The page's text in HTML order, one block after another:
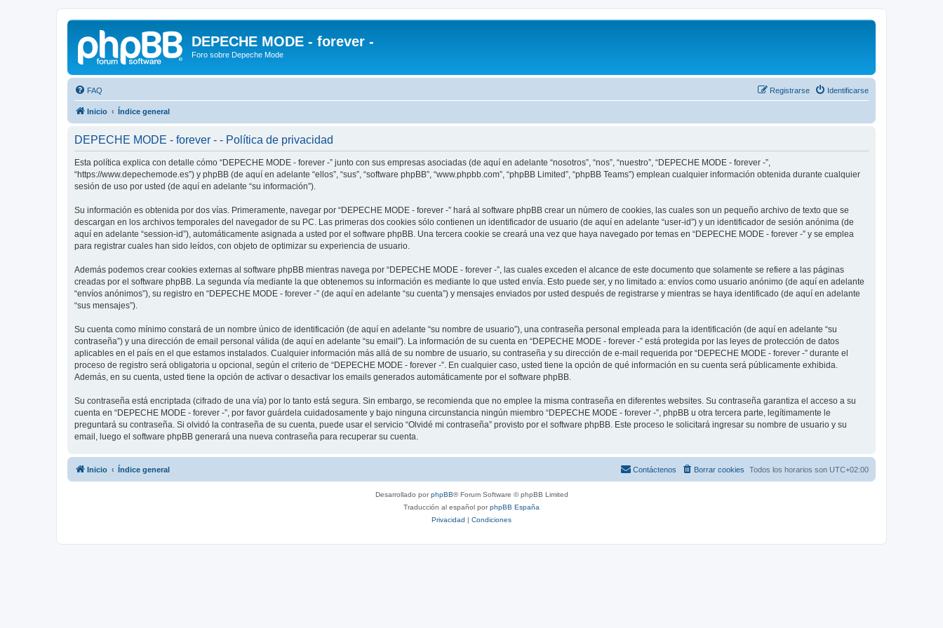
DEPECHE MODE - forever -
Foro sobre Depeche Mode
FAQ Identificarse
Registrarse
Inicio Índice general
DEPECHE MODE - forever - - Política de privacidad
Esta política explica con detalle cómo “DEPECHE MODE - forever -” junto con sus empresas asociadas (de aquí en adelante “nosotros”, “nos”, “nuestro”, “DEPECHE MODE - forever -”,
“https://www.depechemode.es”) y phpBB (de aquí en adelante “ellos”, “sus”, “software phpBB”, “www.phpbb.com”, “phpBB Limited”, “phpBB Teams”) emplean cualquier información obtenida durante cualquier
sesión de uso por usted (de aquí en adelante “su información”).
Su información es obtenida por dos vías. Primeramente, navegar por “DEPECHE MODE - forever -” hará al software phpBB crear un número de cookies, las cuales son un pequeño archivo de texto que se
descargan en los archivos temporales del navegador de su PC. Las primeras dos cookies sólo contienen un identificador de usuario (de aquí en adelante “user-id”) y un identificador de sesión anónima (de
aquí en adelante “session-id”), automáticamente asignada a usted por el software phpBB. Una tercera cookie se creará una vez que haya navegado por temas en “DEPECHE MODE - forever -” y se emplea
para registrar cuales han sido leídos, con objeto de optimizar su experiencia de usuario.
Además podemos crear cookies externas al software phpBB mientras navega por “DEPECHE MODE - forever -”, las cuales exceden el alcance de este documento que solamente se refiere a las páginas
creadas por el software phpBB. La segunda vía mediante la que obtenemos su información es mediante lo que usted envía. Esto puede ser, y no limitado a: envíos como usuario anónimo (de aquí en adelante
“envíos anónimos”), su registro en “DEPECHE MODE - forever -” (de aquí en adelante “su cuenta”) y mensajes enviados por usted después de registrarse y mientras se haya identificado (de aquí en adelante
“sus mensajes”).
Su cuenta como mínimo constará de un nombre único de identificación (de aquí en adelante “su nombre de usuario”), una contraseña personal empleada para la identificación (de aquí en adelante “su
contraseña”) y una dirección de email personal válida (de aquí en adelante “su email”). La información de su cuenta en “DEPECHE MODE - forever -” está protegida por las leyes de protección de datos
aplicables en el país en el que estamos instalados. Cualquier información más allá de su nombre de usuario, su contraseña y su dirección de e-mail requerida por “DEPECHE MODE - forever -” durante el
proceso de registro será obligatoria u opcional, según el criterio de “DEPECHE MODE - forever -”. En cualquier caso, usted tiene la opción de qué información en su cuenta será públicamente exhibida.
Además, en su cuenta, usted tiene la opción de activar o desactivar los emails generados automáticamente por el software phpBB.
Su contraseña está encriptada (cifrado de una vía) por lo tanto está segura. Sin embargo, se recomienda que no emplee la misma contraseña en diferentes websites. Su contraseña garantiza el acceso a su
cuenta en “DEPECHE MODE - forever -”, por favor guárdela cuidadosamente y bajo ninguna circunstancia ningún miembro “DEPECHE MODE - forever -”, phpBB u otra tercera parte, legítimamente le
preguntará su contraseña. Si olvidó la contraseña de su cuenta, puede usar el servicio “Olvidé mi contraseña” provisto por el software phpBB. Este proceso le solicitará ingresar su nombre de usuario y su
email, luego el software phpBB generará una nueva contraseña para recuperar su cuenta.
Inicio Índice general Todos los horarios son UTC+02:00
Borrar cookies
Contáctenos
Desarrollado porphpBB® Forum Software © phpBB Limited
Traducción al español porphpBB España
Privacidad | Condiciones